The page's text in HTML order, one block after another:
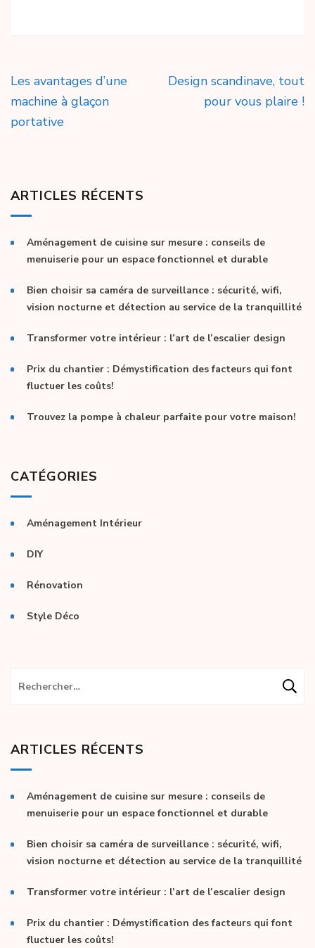
Navigation
de
l’article
Les avantages d’une
machine à glaçon
portative
Design scandinave, tout
pour vous plaire !
ARTICLES RÉCENTS
Aménagement de cuisine sur mesure : conseils de
menuiserie pour un espace fonctionnel et durable
Bien choisir sa caméra de surveillance : sécurité, wifi,
vision nocturne et détection au service de la tranquillité
Transformer votre intérieur : l’art de l’escalier design
Prix du chantier : Démystification des facteurs qui font
fluctuer les coûts!
Trouvez la pompe à chaleur parfaite pour votre maison!
CATÉGORIES
Aménagement Intérieur
DIY
Rénovation
Style Déco
Rechercher :
ARTICLES RÉCENTS
Aménagement de cuisine sur mesure : conseils de
menuiserie pour un espace fonctionnel et durable
Bien choisir sa caméra de surveillance : sécurité, wifi,
vision nocturne et détection au service de la tranquillité
Transformer votre intérieur : l’art de l’escalier design
Prix du chantier : Démystification des facteurs qui font
fluctuer les coûts!